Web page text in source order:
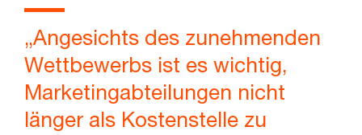
„Angesichts des zunehmenden
Wettbewerbs ist es wichtig,
Marketingabteilungen nicht
länger als Kostenstelle zu